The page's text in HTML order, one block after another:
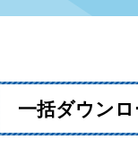
一括ダウンロ